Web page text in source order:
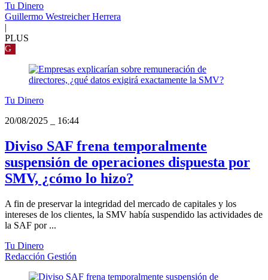
Tu Dinero
Guillermo Westreicher Herrera
|
PLUS
G
Tu Dinero
20/08/2025
16:44
Diviso SAF frena temporalmente
suspensión de operaciones dispuesta por
SMV, ¿cómo lo hizo?
A fin de preservar la integridad del mercado de capitales y los
intereses de los clientes, la SMV había suspendido las actividades de
la SAF por ...
Tu Dinero
Redacción Gestión